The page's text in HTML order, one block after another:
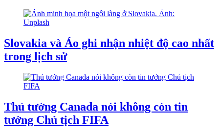
Slovakia và Áo ghi nhận nhiệt độ cao nhất
trong lịch sử
Thủ tướng Canada nói không còn tin
tưởng Chủ tịch FIFA